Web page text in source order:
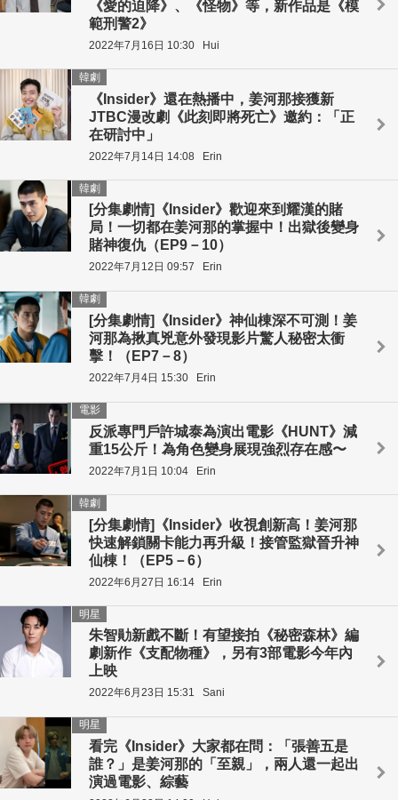
《愛的迫降》、《怪物》等，新作品是《模
範刑警2》
2022年7月16日 10:30 Hui
《Insider》還在熱播中，姜河那接獲新
JTBC漫改劇《此刻即將死亡》邀約：「正
在研討中」
韓劇
2022年7月14日 14:08 Erin
[分集劇情]《Insider》歡迎來到耀漢的賭
局！一切都在姜河那的掌握中！出獄後變身
賭神復仇（EP9－10）
韓劇
2022年7月12日 09:57 Erin
[分集劇情]《Insider》神仙棟深不可測！姜
河那為揪真兇意外發現影片驚人秘密太衝
擊！（EP7－8）
韓劇
2022年7月4日 15:30 Erin
反派專門戶許城泰為演出電影《HUNT》減
重15公斤！為角色變身展現強烈存在感〜
電影
2022年7月1日 10:04 Erin
[分集劇情]《Insider》收視創新高！姜河那
快速解鎖關卡能力再升級！接管監獄晉升神
仙棟！（EP5－6）
韓劇
2022年6月27日 16:14 Erin
朱智勛新戲不斷！有望接拍《秘密森林》編
劇新作《支配物種》，另有3部電影今年內
上映
明星
2022年6月23日 15:31 Sani
看完《Insider》大家都在問：「張善五是
誰？」是姜河那的「至親」，兩人還一起出
演過電影、綜藝
明星